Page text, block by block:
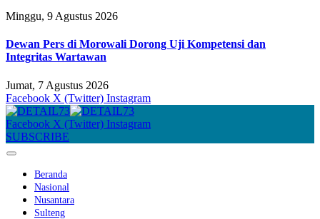
Minggu, 9 Agustus 2026
Dewan Pers di Morowali Dorong Uji Kompetensi dan
Integritas Wartawan
Jumat, 7 Agustus 2026
Facebook X (Twitter) Instagram
Facebook X (Twitter) Instagram
SUBSCRIBE
Beranda
Nasional
Nusantara
Sulteng